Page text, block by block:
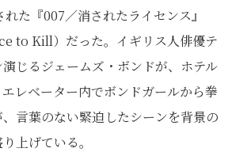
た『007／消されたライセンス』
to Kill）だった。イギリス人俳優テ
じるジェームズ・ボンドが、ホテル
レベーター内でボンドガールから拳
言葉のない緊迫したシーンを背景の
上げている。